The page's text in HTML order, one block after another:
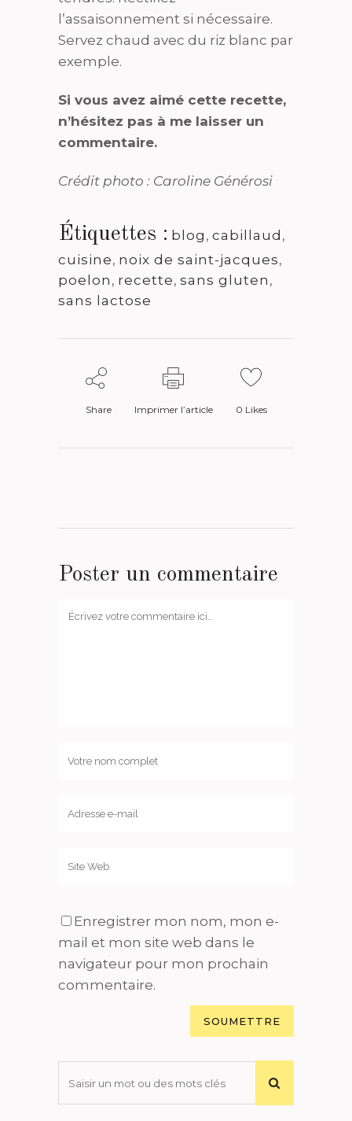
l’assaisonnement si nécessaire.
Servez chaud avec du riz blanc par
exemple.
Si vous avez aimé cette recette,
n’hésitez pas à me laisser un
commentaire.
Crédit photo : Caroline Générosi
Étiquettes : blog , cabillaud ,
cuisine, noix de saint-jacques,
poelon , recette, sans gluten ,
sans lactose
Share Imprimer l’article 0 Likes
Poster un commentaire
Enregistrer mon nom, mon e-
mail et mon site web dans le
navigateur pour mon prochain
commentaire.